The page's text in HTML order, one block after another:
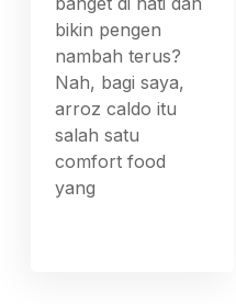
bikin pengen
nambah terus?
Nah, bagi saya,
arroz caldo itu
salah satu
comfort food
yang